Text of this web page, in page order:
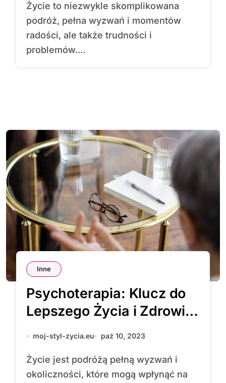
Życie to niezwykle skomplikowana
podróż, pełna wyzwań i momentów
radości, ale także trudności i
problemów....
Inne
Psychoterapia: Klucz do
Lepszego Życia i Zdrowia
Psychicznego
moj-styl-zycia.eu paź 10, 2023
Życie jest podróżą pełną wyzwań i
okoliczności, które mogą wpłynąć na